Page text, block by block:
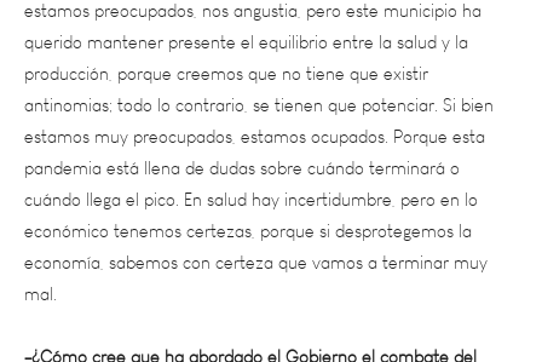
producción, porque creemos que no tiene que existir
antinomias; todo lo contrario, se tienen que potenciar. Si bien
estamos muy preocupados, estamos ocupados. Porque esta
pandemia está llena de dudas sobre cuándo terminará o
cuándo llega el pico. En salud hay incertidumbre, pero en lo
económico tenemos certezas, porque si desprotegemos la
economía, sabemos con certeza que vamos a terminar muy
mal.
-¿Cómo cree que ha abordado el Gobierno el combate del